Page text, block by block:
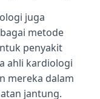
juga
metode
penyakit
ahli kardiologi
mereka dalam
jantung.